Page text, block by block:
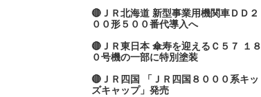
🔴ＪＲ北海道 新型事業用機関車ＤＤ２
００形５００番代導入へ
🔴ＪＲ東日本 傘寿を迎えるＣ５７ １８
０号機の一部に特別塗装
🔴ＪＲ四国 「ＪＲ四国８０００系キッ
ズキャップ」発売